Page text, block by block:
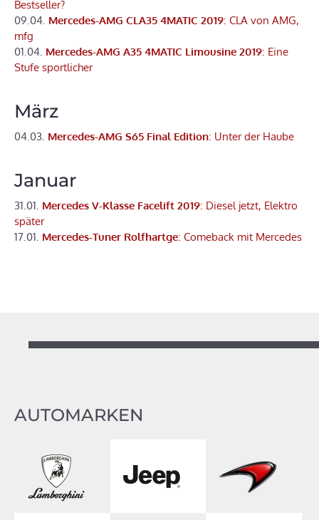
Bestseller?
09.04. Mercedes-AMG CLA35 4MATIC 2019: CLA von AMG,
mfg
01.04. Mercedes-AMG A35 4MATIC Limousine 2019: Eine
Stufe sportlicher
März
04.03. Mercedes-AMG S65 Final Edition: Unter der Haube
Januar
31.01. Mercedes V-Klasse Facelift 2019: Diesel jetzt, Elektro
später
17.01. Mercedes-Tuner Rolfhartge: Comeback mit Mercedes
AUTOMARKEN